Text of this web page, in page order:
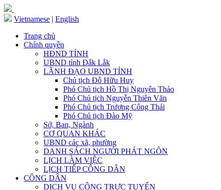
Vietnamese | English
Trang chủ
Chính quyền
HĐND TỈNH
UBND tỉnh Đắk Lắk
LÃNH ĐẠO UBND TỈNH
Chủ tịch Đỗ Hữu Huy
Phó Chủ tịch Hồ Thị Nguyên Thảo
Phó Chủ tịch Nguyễn Thiên Văn
Phó Chủ tịch Trương Công Thái
Phó Chủ tịch Đào Mỹ
Sở, Ban, Ngành
CƠ QUAN KHÁC
UBND các xã, phường
DANH SÁCH NGƯỜI PHÁT NGÔN
LỊCH LÀM VIỆC
LỊCH TIẾP CÔNG DÂN
CÔNG DÂN
DỊCH VỤ CÔNG TRỰC TUYẾN